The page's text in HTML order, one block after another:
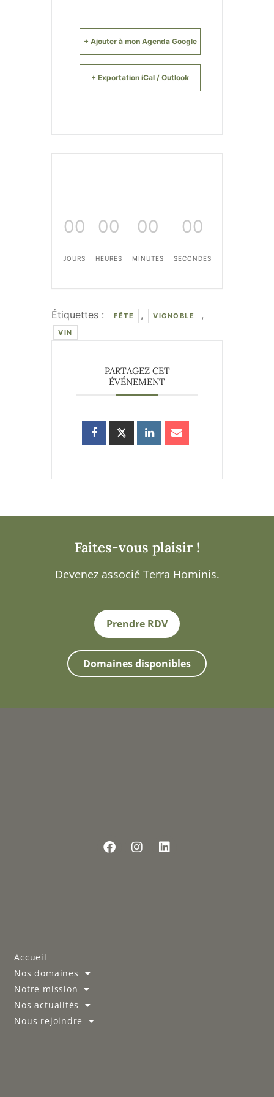
+ Ajouter à mon Agenda Google
+ Exportation iCal / Outlook
00
JOURS
00
HEURES
00
MINUTES
00
SECONDES
Étiquettes : FÊTE , VIGNOBLE ,
VIN
PARTAGEZ CET
ÉVÉNEMENT
Faites-vous plaisir !
Devenez associé Terra Hominis.
Prendre RDV
Domaines disponibles
Accueil
Nos domaines
Notre mission
Nos actualités
Nous rejoindre